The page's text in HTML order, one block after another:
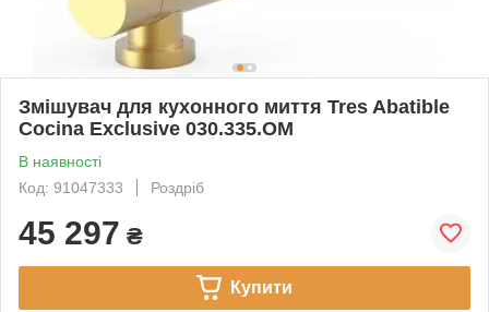
Змішувач для кухонного миття Tres Abatible
Cocina Exclusive 030.335.OM
В наявності
Код: 91047333
Роздріб
45 297 ₴
Купити